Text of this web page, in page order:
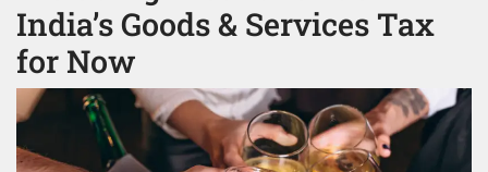
India’s Goods & Services Tax
for Now